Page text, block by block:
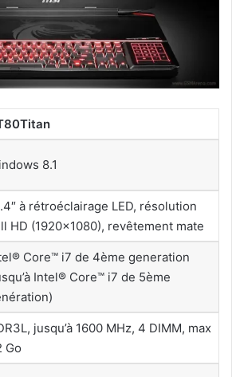
80Titan
8.1
à rétroéclairage LED, résolution
HD (1920×1080), revêtement mate
Core™ i7 de 4ème generation
Intel® Core™ i7 de 5ème
jusqu’à 1600 MHz, 4 DIMM, max
Go